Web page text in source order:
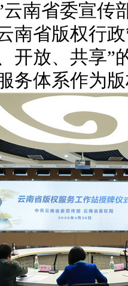
南省委宣传
南省版权行
开放、共享”
务体系作为